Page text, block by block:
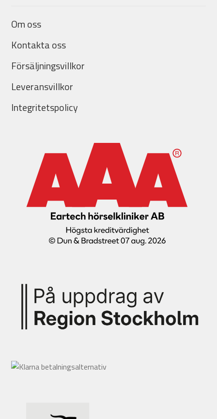
Om oss
Kontakta oss
Försäljningsvillkor
Leveransvillkor
Integritetspolicy